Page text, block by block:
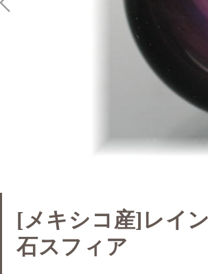
[メキシコ産]レイ
石スフィア